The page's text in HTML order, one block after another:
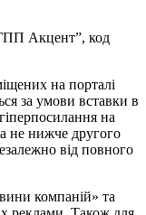
Акцент”, код
на порталі
за умови вставки в
на
не нижче другого
від повного
компаній» та